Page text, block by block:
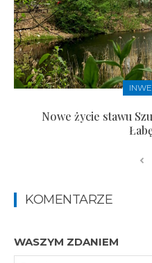
Nowe życie stawu
KOMENTARZE
WASZYM ZDANIEM